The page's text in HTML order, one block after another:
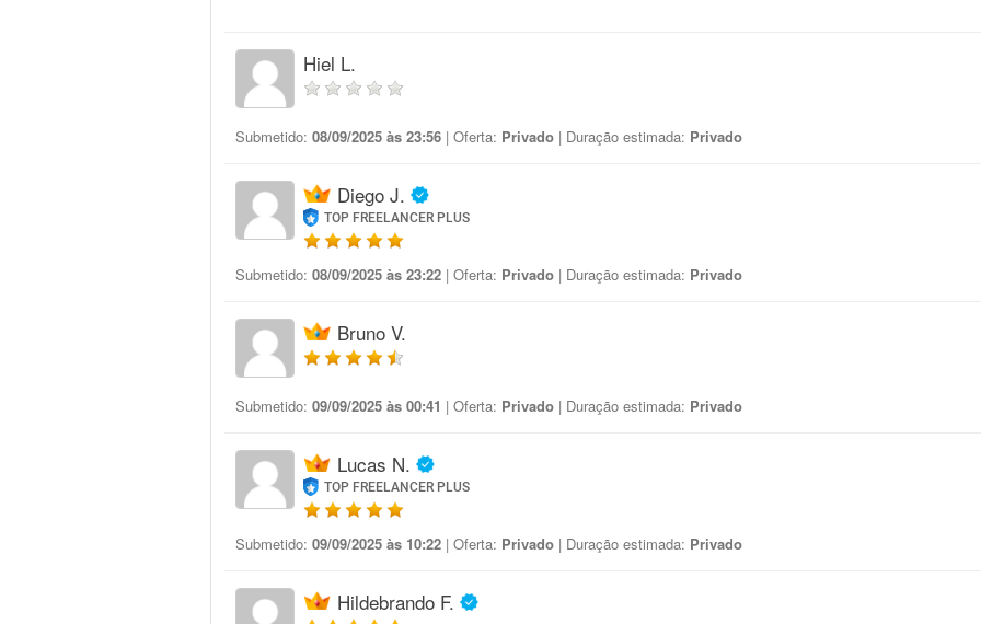
Hiel L.
Submetido: 08/09/2025 às 23:56 | Oferta: Privado | Duração estimada: Privado
Diego J.
TOP FREELANCER PLUS
Submetido: 08/09/2025 às 23:22 | Oferta: Privado | Duração estimada: Privado
Bruno V.
Submetido: 09/09/2025 às 00:41 | Oferta: Privado | Duração estimada: Privado
Lucas N.
TOP FREELANCER PLUS
Submetido: 09/09/2025 às 10:22 | Oferta: Privado | Duração estimada: Privado
Hildebrando F.